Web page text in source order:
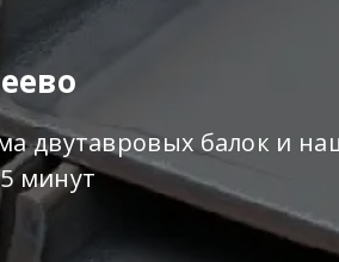
двутавровых балок и
минут